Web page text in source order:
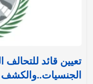
تعيين قائد